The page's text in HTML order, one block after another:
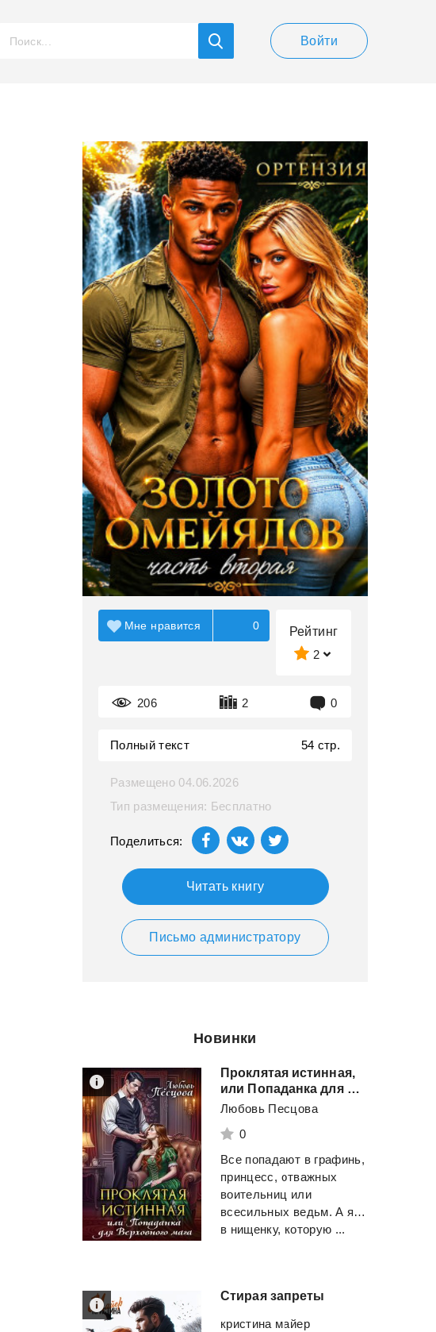
Войти
Рейтинг
2
206 2 0
Мне нравится 0
Полный текст 54 стр.
Размещено 04.06.2026
Тип размещения: Бесплатно
Поделиться:
Читать книгу
Письмо администратору
Новинки
Проклятая истинная,
или Попаданка для Верховного мага
Любовь Песцова
0
Все попадают в графинь,
принцесс, отважных
воительниц или
всесильных ведьм. А я…
в нищенку, которую ...
Стирая запреты
кристина майер